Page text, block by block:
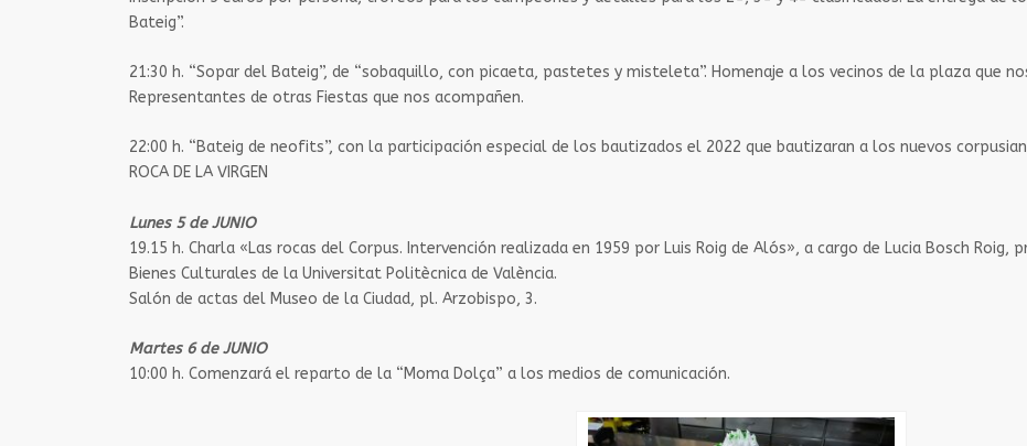
Bateig”.
21:30 h.​ “Sopar del Bateig”, de “sobaquillo, con picaeta, pastetes y misteleta”. Homenaje a los vecinos de la plaza que
Representantes de otras Fiestas que nos acompañen.
22:00 h.​ “Bateig de neofits”, con la participación especial de los bautizados el 2022 que bautizaran a los nuevos
ROCA DE LA VIRGEN
Lunes 5 de JUNIO
19.15 h. ​Charla «Las rocas del Corpus. Intervención realizada en 1959 por Luis Roig de Alós», a cargo de Lucia Bosch Roig,
Bienes Culturales de la Universitat Politècnica de València.
Salón de actas del Museo de la Ciudad, pl. Arzobispo, 3.
Martes 6 de JUNIO
10:00 h.​ Comenzará el reparto de la “Moma Dolça” a los medios de comunicación.